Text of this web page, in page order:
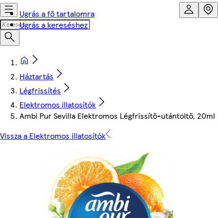
Ugrás a fő tartalomra
Ugrás a kereséshez
Háztartás
Légfrissítés
Elektromos illatosítók
Ambi Pur Sevilla Elektromos Légfrissítő-utántöltő, 20ml
Vissza a Elektromos illatosítók